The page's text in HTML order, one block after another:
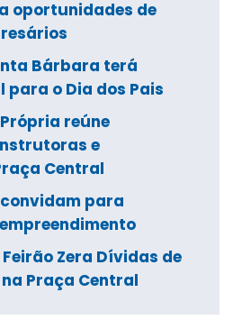
oportunidades de
Bárbara terá
para o Dia dos Pais
reúne
e
Central
convidam para
Zera Dívidas de
Praça Central